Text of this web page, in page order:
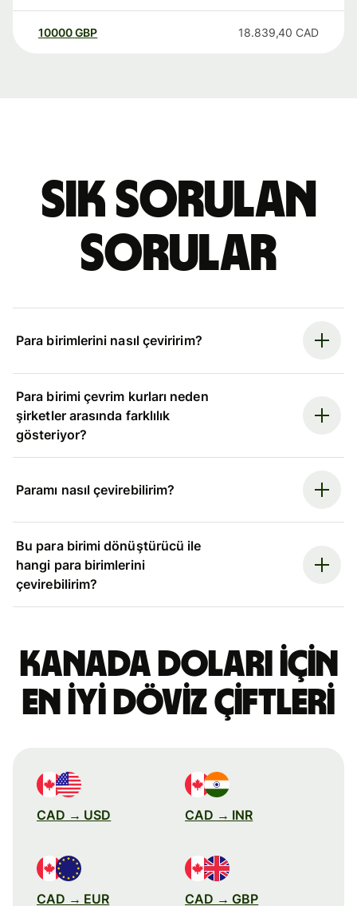
10000 GBP 18.839,40 CAD
Sık sorulan
sorular
Para birimlerini nasıl çeviririm?
Para birimi çevrim kurları neden
şirketler arasında farklılık
gösteriyor?
Paramı nasıl çevirebilirim?
Bu para birimi dönüştürücü ile
hangi para birimlerini
çevirebilirim?
Kanada doları için
en iyi döviz çiftleri
CAD → USD CAD → INR
CAD → EUR CAD → GBP